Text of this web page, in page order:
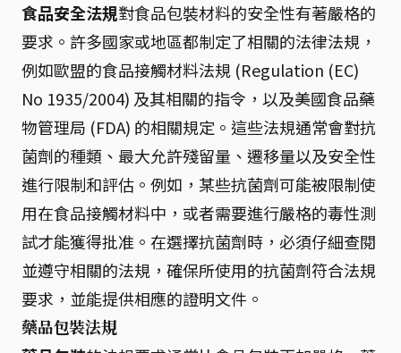
食品安全法規對食品包裝材料的安全性有著嚴格的
要求。許多國家或地區都制定了相關的法律法規，
例如歐盟的食品接觸材料法規 (Regulation (EC)
No 1935/2004) 及其相關的指令，以及美國食品藥
物管理局 (FDA) 的相關規定。這些法規通常會對抗
菌劑的種類、最大允許殘留量、遷移量以及安全性
進行限制和評估。例如，某些抗菌劑可能被限制使
用在食品接觸材料中，或者需要進行嚴格的毒性測
試才能獲得批准。在選擇抗菌劑時，必須仔細查閱
並遵守相關的法規，確保所使用的抗菌劑符合法規
要求，並能提供相應的證明文件。
藥品包裝法規